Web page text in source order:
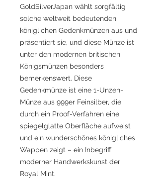
GoldSilverJapan wählt sorgfältig
solche weltweit bedeutenden
königlichen Gedenkmünzen aus und
präsentiert sie, und diese Münze ist
unter den modernen britischen
Königsmünzen besonders
bemerkenswert. Diese
Gedenkmünze ist eine 1-Unzen-
Münze aus 999er Feinsilber, die
durch ein Proof-Verfahren eine
spiegelglatte Oberfläche aufweist
und ein wunderschönes königliches
Wappen zeigt – ein Inbegriff
moderner Handwerkskunst der
Royal Mint.